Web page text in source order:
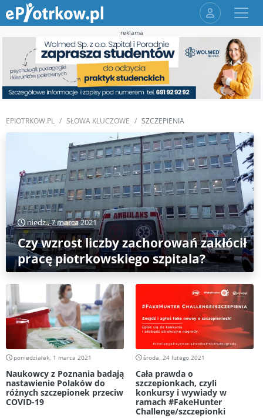
reklama
EPIOTRKOW.PL SŁOWA KLUCZOWE SZCZEPIENIA
niedz., 7 marca 2021
Czy wzrost liczby zachorowań zakłócił
pracę piotrkowskiego szpitala?
poniedziałek, 1 marca 2021
Naukowcy z Poznania badają
nastawienie Polaków do
różnych szczepionek przeciw
COVID-19
środa, 24 lutego 2021
Cała prawda o
szczepionkach, czyli
konkursy i wywiady w
ramach #FakeHunter
Challenge/szczepionki